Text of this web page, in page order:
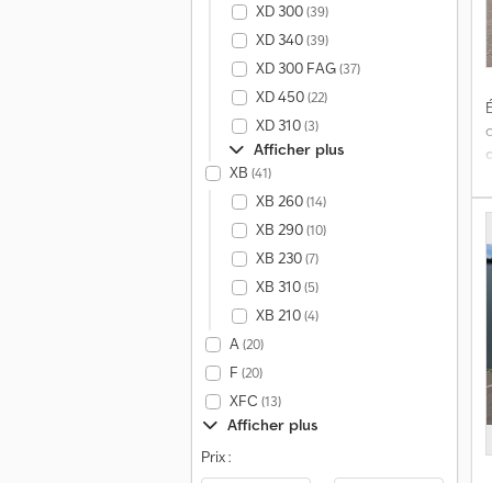
XD 300(39)
XD 340(39)
XD 300 FAG(37)
XD 450(22)
XD 310(3)
Afficher plus
XB (41)
XB 260(14)
XB 290(10)
XB 230(7)
XB 310(5)
XB 210(4)
A(20)
F (20)
XFC (13)
Afficher plus
Prix :